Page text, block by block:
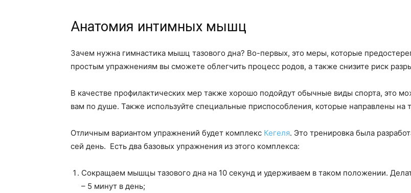
Анатомия интимных мышц
Зачем нужна гимнастика мышц тазового дна? Во-первых, это меры, которые
простым упражнениям вы сможете облегчить процесс родов, а также снизите риск
В качестве профилактических мер также хорошо подойдут обычные виды спорта, это
вам по душе. Также используйте специальные приспособления, которые направлены
Отличным вариантом упражнений будет комплекс Кегеля. Это тренировка была
сей день. Есть два базовых упражнения из этого комплекса:
Сокращаем мышцы тазового дна на 10 секунд и удерживаем в таком положении.
– 5 минут в день;